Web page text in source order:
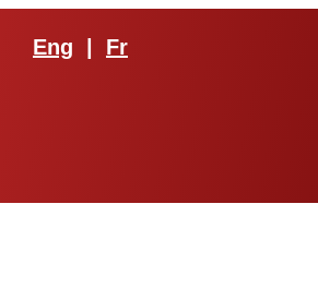
Eng Fr